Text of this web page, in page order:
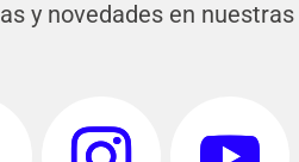
y novedades en